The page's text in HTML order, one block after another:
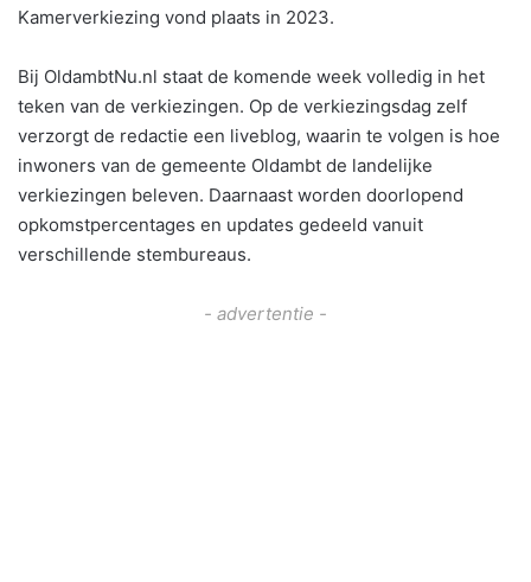
Kamerverkiezing vond plaats in 2023.
Bij OldambtNu.nl staat de komende week volledig in het
teken van de verkiezingen. Op de verkiezingsdag zelf
verzorgt de redactie een liveblog, waarin te volgen is hoe
inwoners van de gemeente Oldambt de landelijke
verkiezingen beleven. Daarnaast worden doorlopend
opkomstpercentages en updates gedeeld vanuit
verschillende stembureaus.
- advertentie -